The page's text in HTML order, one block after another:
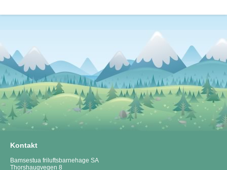
Kontakt
Bamsestua friluftsbarnehage SA
Thorshaugvegen 8